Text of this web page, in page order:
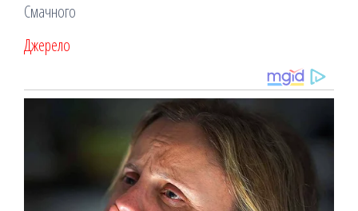
Смачного
Джерело